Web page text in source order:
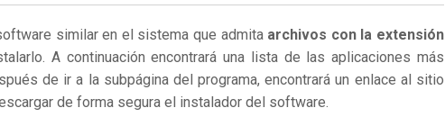
similar en el sistema que admita archivos con la extensión
A continuación encontrará una lista de las aplicaciones más
de ir a la subpágina del programa, encontrará un enlace al sitio
de forma segura el instalador del software.